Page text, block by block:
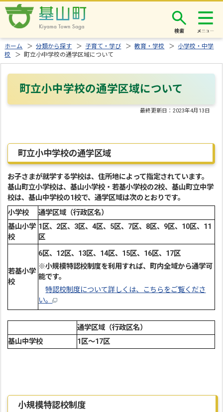
検索
ホーム ＞分類から探す ＞ 子育て・学び ＞教育・学校 ＞ 小学校・中学
校
＞ 町立小中学校の通学区域について
町立小中学校の通学区域について
最終更新日：2023年4月13日
町立小中学校の通学区域
お子さまが就学する学校は、住所地によって指定されています。
基山町立小学校は、基山小学校・若基小学校の2校、基山町立中学
校は、基山中学校の1校で、通学区域は次のとおりです。
小学校
通学区域（行政区名）
基山小学
校
1区、2区、3区、4区、5区、7区、8区、9区、10区、11
区
若基小学
校
6区、12区、13区、14区、15区、16区、17区
※小規模特認校制度を利用すれば、町内全域から通学可
能です。
特認校制度について詳しくは、こちらをご覧くださ
い。
通学区域（行政区名）
基山中学校
1区～17区
小規模特認校制度